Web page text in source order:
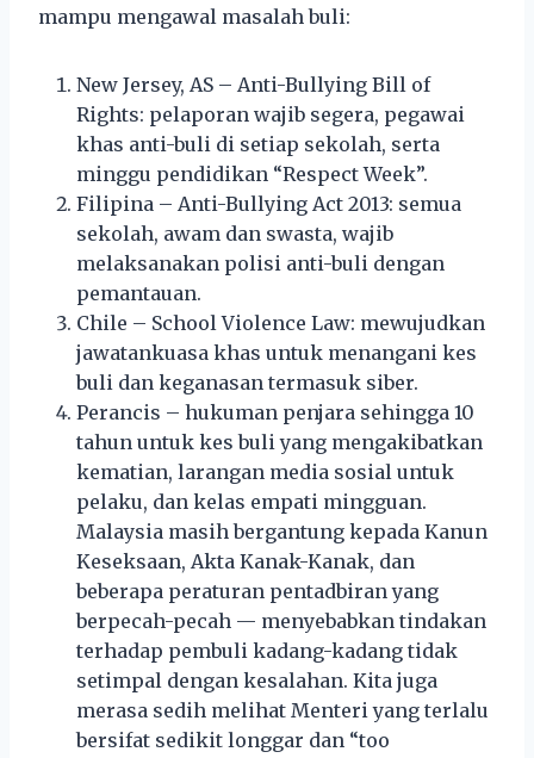
mampu mengawal masalah buli:
New Jersey, AS – Anti-Bullying Bill of
Rights: pelaporan wajib segera, pegawai
khas anti-buli di setiap sekolah, serta
minggu pendidikan “Respect Week”.
Filipina – Anti-Bullying Act 2013: semua
sekolah, awam dan swasta, wajib
melaksanakan polisi anti-buli dengan
pemantauan.
Chile – School Violence Law: mewujudkan
jawatankuasa khas untuk menangani kes
buli dan keganasan termasuk siber.
Perancis – hukuman penjara sehingga 10
tahun untuk kes buli yang mengakibatkan
kematian, larangan media sosial untuk
pelaku, dan kelas empati mingguan.
Malaysia masih bergantung kepada Kanun
Keseksaan, Akta Kanak-Kanak, dan
beberapa peraturan pentadbiran yang
berpecah-pecah — menyebabkan tindakan
terhadap pembuli kadang-kadang tidak
setimpal dengan kesalahan. Kita juga
merasa sedih melihat Menteri yang terlalu
bersifat sedikit longgar dan “too